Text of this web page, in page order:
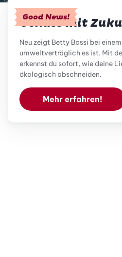
Good News!
Genuss mit
Neu zeigt Betty Bossi bei
umweltverträglich es ist. Mit
erkennst du sofort, wie deine
ökologisch abschneiden.
Mehr erfahren!